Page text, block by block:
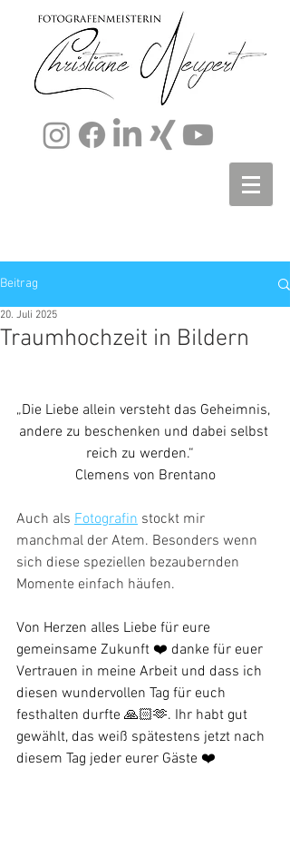
Beitrag
Traumhochzeit in Bildern
20. Juli 2025
„Die Liebe allein versteht das Geheimnis,
andere zu beschenken und dabei selbst
reich zu werden.“
Clemens von Brentano
Auch als Fotografin stockt mir
manchmal der Atem. Besonders wenn
sich diese speziellen bezaubernden
Momente einfach häufen.
Von Herzen alles Liebe für eure
gemeinsame Zukunft ❤️ danke für euer
Vertrauen in meine Arbeit und dass ich
diesen wundervollen Tag für euch
festhalten durfte 🙏🏻🫶. Ihr habt gut
gewählt, das weiß spätestens jetzt nach
diesem Tag jeder eurer Gäste ❤️